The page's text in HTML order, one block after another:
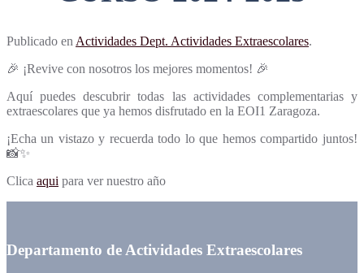
Publicado en Actividades Dept. Actividades Extraescolares.
🎉 ¡Revive con nosotros los mejores momentos! 🎉
Aquí puedes descubrir todas las actividades complementarias y
extraescolares que ya hemos disfrutado en la EOI1 Zaragoza.
¡Echa un vistazo y recuerda todo lo que hemos compartido juntos!
📸✨
Clica aqui para ver nuestro año
Departamento de Actividades Extraescolares